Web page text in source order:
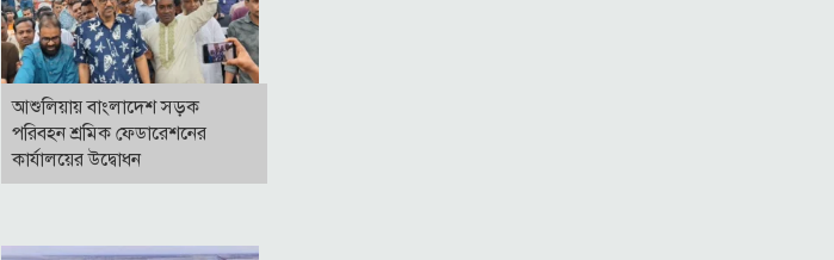
আশুলিয়ায় বাংলাদেশ সড়ক
পরিবহন শ্রমিক ফেডারেশনের
কার্যালয়ের উদ্বোধন